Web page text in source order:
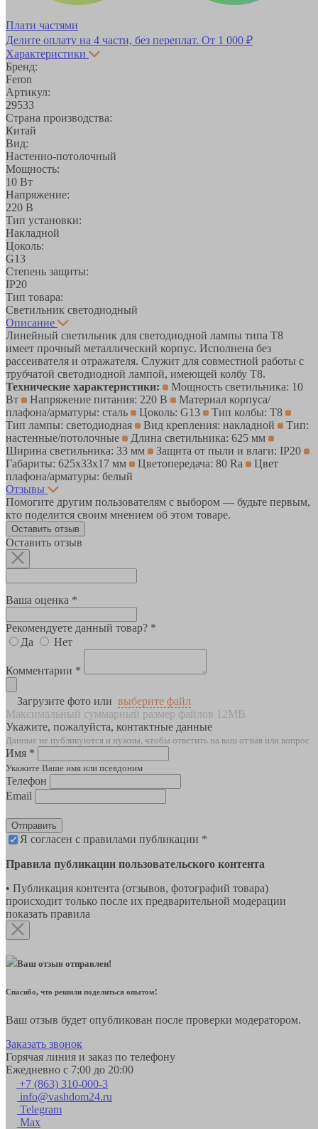
Плати частями
Делите оплату на 4 части, без переплат. От 1 000 ₽
Характеристики
Бренд:
Feron
Артикул:
29533
Страна производства:
Китай
Вид:
Настенно-потолочный
Мощность:
10 Вт
Напряжение:
220 В
Тип установки:
Накладной
Цоколь:
G13
Степень защиты:
IP20
Тип товара:
Светильник светодиодный
Описание
Линейный светильник для светодиодной лампы типа Т8
имеет прочный металлический корпус. Исполнена без
рассеивателя и отражателя. Служит для совместной работы с
трубчатой светодиодной лампой, имеющей колбу Т8.
Технические характеристики:
Мощность светильника: 10
Вт
Напряжение питания: 220 В
Материал корпуса/
плафона/арматуры: сталь
Цоколь: G13
Тип колбы: T8
Тип лампы: светодиодная
Вид крепления: накладной
Тип:
настенные/потолочные
Длина светильника: 625 мм
Ширина светильника: 33 мм
Защита от пыли и влаги: IP20
Габариты: 625х33х17 мм
Цветопередача: 80 Ra
Цвет
плафона/арматуры: белый
Отзывы
Помогите другим пользователям с выбором — будьте первым,
кто поделится своим мнением об этом товаре.
Оставить отзыв
Оставить отзыв
Ваша оценка *
Рекомендуете данный товар? *
Да
Нет
Комментарии *
Загрузите фото или выберите файл
Максимальный суммарный размер файлов 12MB
Укажите, пожалуйста, контактные данные
Данные не публикуются и нужны, чтобы ответить на ваш отзыв или вопрос
Имя *
Укажите Ваше имя или псевдоним
Телефон
Email
Отправить
Я согласен с правилами публикации *
Правила публикации пользовательского контента
• Публикация контента (отзывов, фотографий товара)
происходит только после их предварительной модерации
показать правила
Ваш отзыв отправлен!
Спасибо, что решили поделиться опытом!
Ваш отзыв будет опубликован после проверки модератором.
Заказать звонок
Горячая линия и заказ по телефону
Ежедневно с 7:00 до 20:00
+7 (863) 310-000-3
info@vashdom24.ru
Telegram
Max